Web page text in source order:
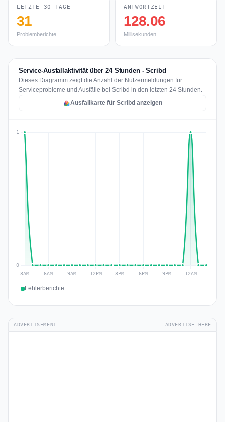
LETZTE 30 TAGE
31
Problemberichte
ANTWORTZEIT
128.06
Millisekunden
Service-Ausfallaktivität über 24 Stunden - Scribd
Dieses Diagramm zeigt die Anzahl der Nutzermeldungen für
Serviceprobleme und Ausfälle bei Scribd in den letzten 24 Stunden.
Ausfallkarte für Scribd anzeigen
Fehlerberichte
ADVERTISEMENT ADVERTISE HERE